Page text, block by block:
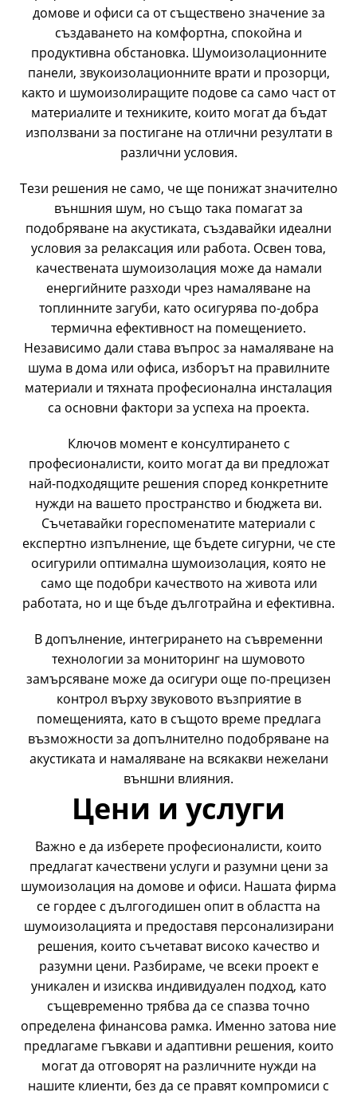
домове и офиси са от съществено значение за
създаването на комфортна, спокойна и
продуктивна обстановка. Шумоизолационните
панели, звукоизолационните врати и прозорци,
както и шумоизолиращите подове са само част от
материалите и техниките, които могат да бъдат
използвани за постигане на отлични резултати в
различни условия.
Тези решения не само, че ще понижат значително
външния шум, но също така помагат за
подобряване на акустиката, създавайки идеални
условия за релаксация или работа. Освен това,
качествената шумоизолация може да намали
енергийните разходи чрез намаляване на
топлинните загуби, като осигурява по-добра
термична ефективност на помещението.
Независимо дали става въпрос за намаляване на
шума в дома или офиса, изборът на правилните
материали и тяхната професионална инсталация
са основни фактори за успеха на проекта.
Ключов момент е консултирането с
професионалисти, които могат да ви предложат
най-подходящите решения според конкретните
нужди на вашето пространство и бюджета ви.
Съчетавайки гореспоменатите материали с
експертно изпълнение, ще бъдете сигурни, че сте
осигурили оптимална шумоизолация, която не
само ще подобри качеството на живота или
работата, но и ще бъде дълготрайна и ефективна.
В допълнение, интегрирането на съвременни
технологии за мониторинг на шумовото
замърсяване може да осигури още по-прецизен
контрол върху звуковото възприятие в
помещенията, като в същото време предлага
възможности за допълнително подобряване на
акустиката и намаляване на всякакви нежелани
външни влияния.
Цени и услуги
Важно е да изберете професионалисти, които
предлагат качествени услуги и разумни цени за
шумоизолация на домове и офиси. Нашата фирма
се гордее с дългогодишен опит в областта на
шумоизолацията и предоставя персонализирани
решения, които съчетават високо качество и
разумни цени. Разбираме, че всеки проект е
уникален и изисква индивидуален подход, като
същевременно трябва да се спазва точно
определена финансова рамка. Именно затова ние
предлагаме гъвкави и адаптивни решения, които
могат да отговорят на различните нужди на
нашите клиенти, без да се правят компромиси с